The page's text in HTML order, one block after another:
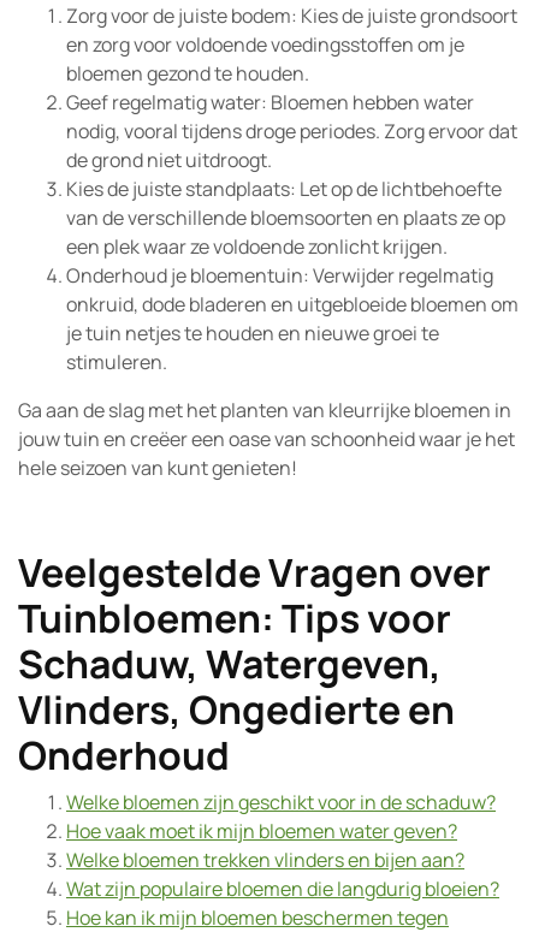
Zorg voor de juiste bodem: Kies de juiste grondsoort
en zorg voor voldoende voedingsstoffen om je
bloemen gezond te houden.
Geef regelmatig water: Bloemen hebben water
nodig, vooral tijdens droge periodes. Zorg ervoor dat
de grond niet uitdroogt.
Kies de juiste standplaats: Let op de lichtbehoefte
van de verschillende bloemsoorten en plaats ze op
een plek waar ze voldoende zonlicht krijgen.
Onderhoud je bloementuin: Verwijder regelmatig
onkruid, dode bladeren en uitgebloeide bloemen om
je tuin netjes te houden en nieuwe groei te
stimuleren.
Ga aan de slag met het planten van kleurrijke bloemen in
jouw tuin en creëer een oase van schoonheid waar je het
hele seizoen van kunt genieten!
Veelgestelde Vragen over
Tuinbloemen: Tips voor
Schaduw, Watergeven,
Vlinders, Ongedierte en
Onderhoud
Welke bloemen zijn geschikt voor in de schaduw?
Hoe vaak moet ik mijn bloemen water geven?
Welke bloemen trekken vlinders en bijen aan?
Wat zijn populaire bloemen die langdurig bloeien?
Hoe kan ik mijn bloemen beschermen tegen